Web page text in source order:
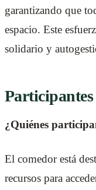
garantizando que
espacio. Este
solidario y
¿Quiénes
El comedor está
recursos para